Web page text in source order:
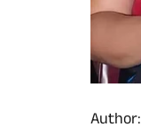
Author: